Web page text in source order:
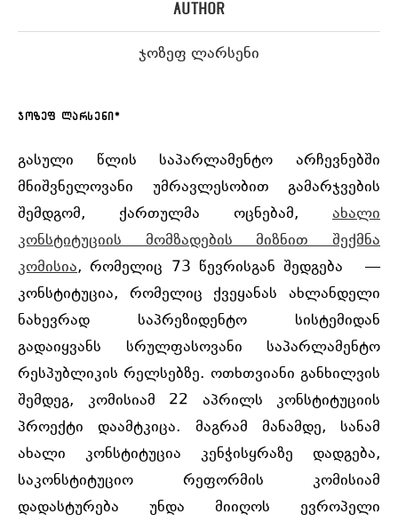
Author
ჯოზეფ ლარსენი
ჯოზეფ ლარსენი*
გასული წლის საპარლამენტო არჩევნებში
მნიშვნელოვანი უმრავლესობით გამარჯვების
შემდგომ, ქართულმა ოცნებამ, ახალი
კონსტიტუციის მომზადების მიზნით შექმნა
კომისია, რომელიც 73 წევრისგან შედგება —
კონსტიტუცია, რომელიც ქვეყანას ახლანდელი
ნახევრად საპრეზიდენტო სისტემიდან
გადაიყვანს სრულფასოვანი საპარლამენტო
რესპუბლიკის რელსებზე. ოთხთვიანი განხილვის
შემდეგ, კომისიამ 22 აპრილს კონსტიტუციის
პროექტი დაამტკიცა. მაგრამ მანამდე, სანამ
ახალი კონსტიტუცია კენჭისყრაზე დადგება,
საკონსტიტუციო რეფორმის კომისიამ
დადასტურება უნდა მიიღოს ევროპელი